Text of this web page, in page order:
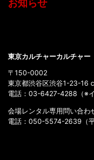
お知らせ
東京カルチャーカルチャー
〒150-0002
東京都渋谷区渋谷1-23-16
電話： 03-6427-4288 （※
会場レンタル専用問い合わ
電話： 050-5574-2639 （